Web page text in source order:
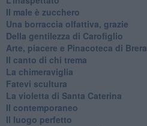
​Il male è zucchero
​Una borraccia olfattiva, grazie
​Della gentilezza di Carofiglio
Arte, piacere e Pinacoteca di Brera
​Il canto di chi trema
La chimeraviglia
​Fatevi scultura
​La violetta di Santa Caterina
​Il contemporaneo
​Il luogo perfetto